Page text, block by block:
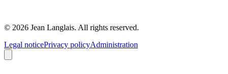
© 2026 Jean Langlais. All rights reserved.
Legal noticePrivacy policyAdministration